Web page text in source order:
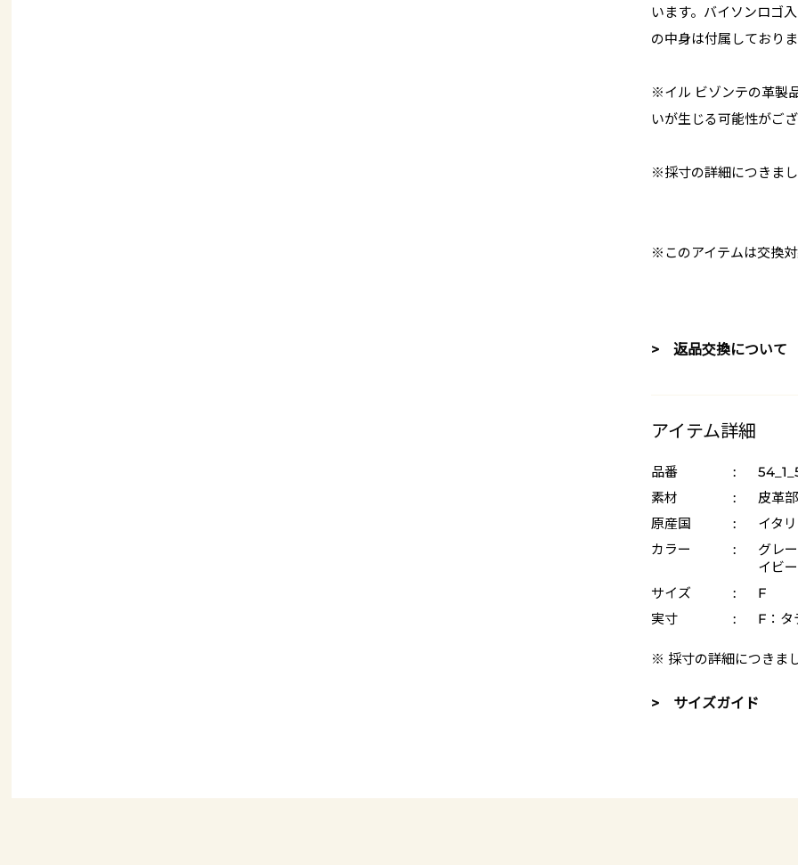
います。バイソンロゴ
の中身は付属しており
※イル ビゾンテの革製
いが生じる可能性がご
※採寸の詳細につきま
※このアイテムは交換
> 返品交換について
アイテム詳細
品番 :
素材
:
皮革
原産国
:
イタ
カラー
:
グレ
イビ
サイズ
:
F
実寸
: F：タ
※ 採寸の詳細につきま
> サイズガイド